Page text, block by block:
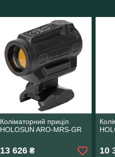
Коліматорний приціл
HOLOSUN ARO-MRS-GR
13 626₴ 10